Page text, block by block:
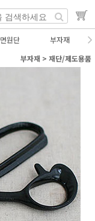
면원단
부자재
부자재 > 재단/제도용품